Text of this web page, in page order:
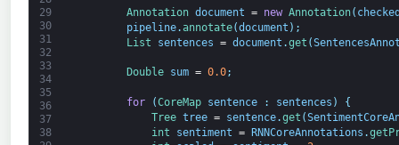
29
30
31
32
33
34
35
36
37
38
Annotation document = new Annotation(
pipeline.annotate(document ) ;
List
sentences = document .get (
Double sum = 0.0;
for (CoreMap sentence : sentences )
{
Tree tree = sentence.get (
int
sentiment = RNNCoreAnnotations .